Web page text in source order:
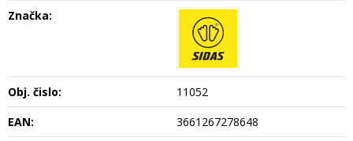
Značka:
Obj. čislo:
11052
EAN:
3661267278648